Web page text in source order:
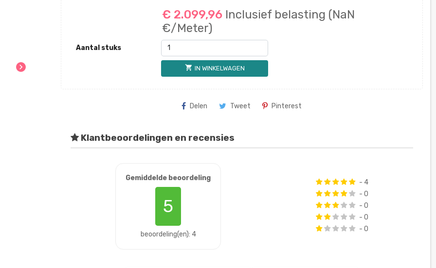
chevron_right
€ 2.099,96 Inclusief belasting (NaN
€/Meter)
Aantal stuks
shopping_cart IN WINKELWAGEN
Delen Tweet Pinterest
Klantbeoordelingen en recensies
Gemiddelde beoordeling
5
beoordeling(en): 4
- 4
- 0
- 0
- 0
- 0